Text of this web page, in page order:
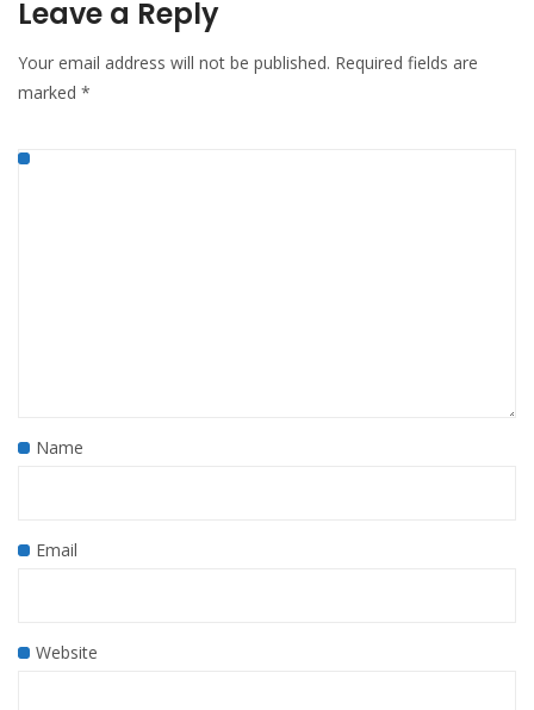
Leave a Reply
Your email address will not be published. Required fields are
marked *
Name
Email
Website